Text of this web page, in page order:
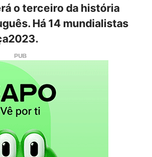
o terceiro da história
Há 14 mundialistas